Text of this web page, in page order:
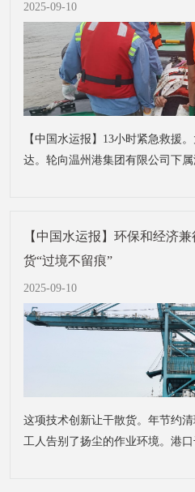
2025-09-10
【中国水运报】13小时紧急救援
达。轮向温州港集团有限公司下
【中国水运报】环保和经济
货“过境不留痕”
2025-09-10
这项技术创新让干散货。年节约
工人告别了扬尘的作业环境。港